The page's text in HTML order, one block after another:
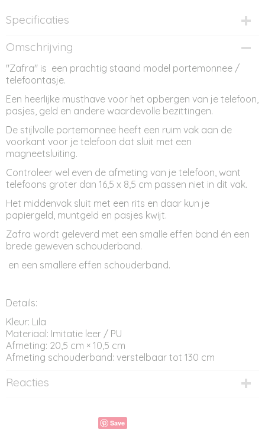
Specificaties
Productcode
PM11757
Afmetingen (l,b,h)
10,50 x 0 x 20,50 cm
Omschrijving
"Zafra" is een prachtig staand model portemonnee /
telefoontasje.
Een heerlijke musthave voor het opbergen van je telefoon,
pasjes, geld en andere waardevolle bezittingen.
De stijlvolle portemonnee heeft een ruim vak aan de
voorkant voor je telefoon dat sluit met een
magneetsluiting.
Controleer wel even de afmeting van je telefoon, want
telefoons groter dan 16,5 x 8,5 cm passen niet in dit vak.
Het middenvak sluit met een rits en daar kun je
papiergeld, muntgeld en pasjes kwijt.
Zafra wordt geleverd met een smalle effen band én een
brede geweven schouderband.
en een smallere effen schouderband.
Details:
Kleur: Lila
Materiaal: Imitatie leer / PU
Afmeting: 20,5 cm × 10,5 cm
Afmeting schouderband: verstelbaar tot 130 cm
Reacties
Save